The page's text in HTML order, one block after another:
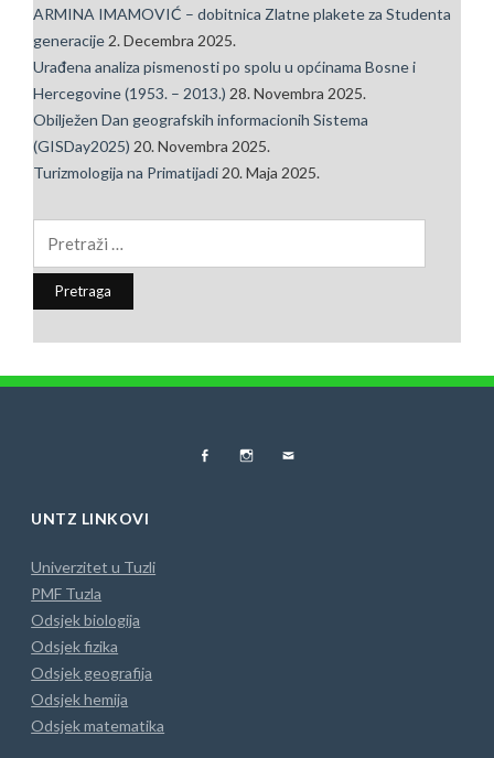
ARMINA IMAMOVIĆ – dobitnica Zlatne plakete za Studenta
generacije 2. Decembra 2025.
Urađena analiza pismenosti po spolu u općinama Bosne i
Hercegovine (1953. – 2013.) 28. Novembra 2025.
Obilježen Dan geografskih informacionih Sistema
(GISDay2025) 20. Novembra 2025.
Turizmologija na Primatijadi 20. Maja 2025.
UNTZ LINKOVI
Univerzitet u Tuzli
PMF Tuzla
Odsjek biologija
Odsjek fizika
Odsjek geografija
Odsjek hemija
Odsjek matematika